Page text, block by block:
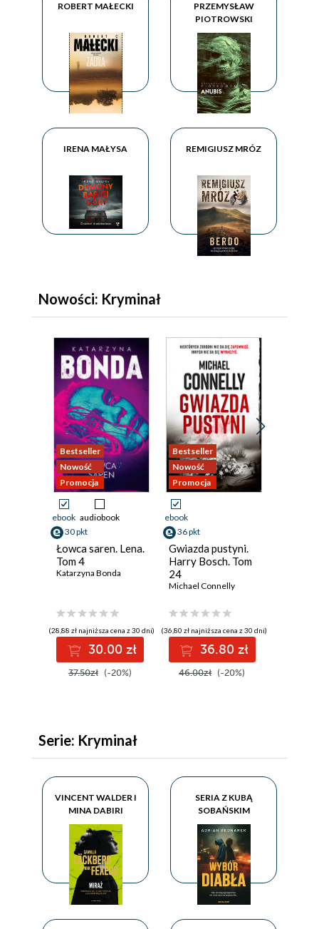
ROBERT MAŁECKI
PRZEMYSŁAW
PIOTROWSKI
IRENA MAŁYSA REMIGIUSZ MRÓZ
Nowości: Kryminał
Bestseller
Nowość
Promocja
ebook audiobook
30 pkt
Łowca saren. Lena.
Tom 4
Katarzyna Bonda
(28,88 zł najniższa cena z 30 dni)
30.00 zł
37.50zł (-20%)
Bestseller
Nowość
Promocja
ebook
36 pkt
Gwiazda pustyni.
Harry Bosch. Tom
24
Michael Connelly
(36,80 zł najniższa cena z 30 dni)
36.80 zł
46.00zł (-20%)
Serie: Kryminał
VINCENT WALDER I
MINA DABIRI
SERIA Z KUBĄ
SOBAŃSKIM